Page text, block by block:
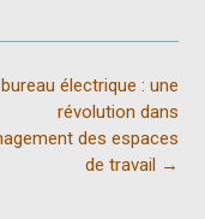
électrique : une
révolution dans
des espaces
de travail →